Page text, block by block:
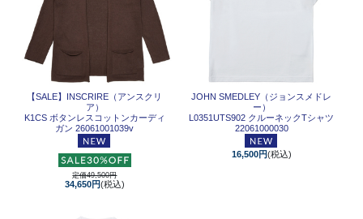
【SALE】
INSCRIRE（アンスクリ
ア）
K1CS ボタンレスコットンカーディ
ガン 26061001039v
定価49,500円
34,650円(税込)
JOHN SMEDLEY（ジョンスメドレ
ー）
L0351UTS902 クルーネックTシャツ
22061000030
16,500円(税込)